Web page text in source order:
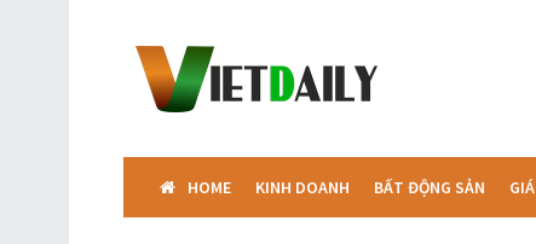
HOME KINH DOANH BẤT ĐỘNG SẢN